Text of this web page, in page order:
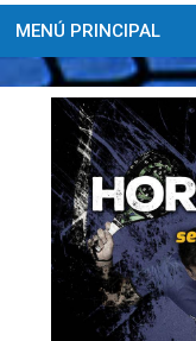
MENÚ PRINCIPAL